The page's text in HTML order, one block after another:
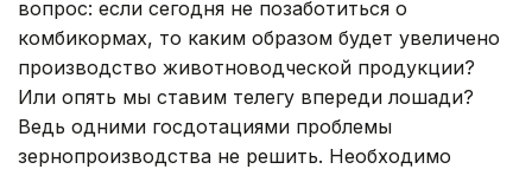
вопрос: если сегодня не позаботиться о
комбикормах, то каким образом будет увеличено
производство животноводческой продукции?
Или опять мы ставим телегу впереди лошади?
Ведь одними госдотациями проблемы
зернопроизводства не решить. Необходимо